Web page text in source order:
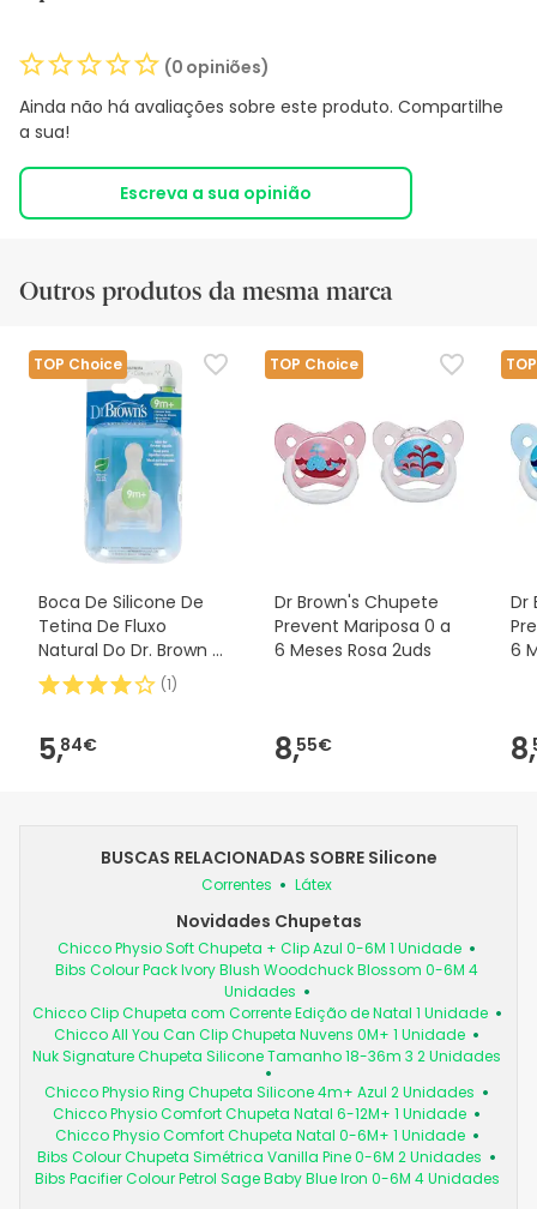
(0 opiniões)
Ainda não há avaliações sobre este produto. Compartilhe
a sua!
Escreva a sua opinião
Outros produtos da mesma marca
TOP Choice
Boca De Silicone De
Tetina De Fluxo
Natural Do Dr. Brown E
Padrão 2uds
(1)
5,84€
TOP Choice
Dr Brown's Chupete
Prevent Mariposa 0 a
6 Meses Rosa 2uds
8,55€
Dr
6
8,
BUSCAS RELACIONADAS SOBRE Silicone
Correntes Látex
Novidades Chupetas
Chicco Physio Soft Chupeta + Clip Azul 0-6M 1 Unidade
Bibs Colour Pack Ivory Blush Woodchuck Blossom 0-6M 4
Unidades
Chicco Clip Chupeta com Corrente Edição de Natal 1 Unidade
Chicco All You Can Clip Chupeta Nuvens 0M+ 1 Unidade
Nuk Signature Chupeta Silicone Tamanho 18-36m 3 2 Unidades
Chicco Physio Ring Chupeta Silicone 4m+ Azul 2 Unidades
Chicco Physio Comfort Chupeta Natal 6-12M+ 1 Unidade
Chicco Physio Comfort Chupeta Natal 0-6M+ 1 Unidade
Bibs Colour Chupeta Simétrica Vanilla Pine 0-6M 2 Unidades
Bibs Pacifier Colour Petrol Sage Baby Blue Iron 0-6M 4 Unidades